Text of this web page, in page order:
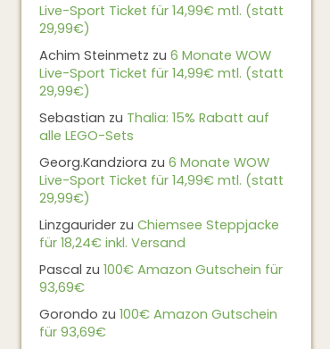
Live-Sport Ticket für 14,99€ mtl. (statt
29,99€)
Achim Steinmetz zu 6 Monate WOW
Live-Sport Ticket für 14,99€ mtl. (statt
29,99€)
Sebastian zu Thalia: 15% Rabatt auf
alle LEGO-Sets
Georg.Kandziora zu 6 Monate WOW
Live-Sport Ticket für 14,99€ mtl. (statt
29,99€)
Linzgaurider zu Chiemsee Steppjacke
für 18,24€ inkl. Versand
Pascal zu 100€ Amazon Gutschein für
93,69€
Gorondo zu 100€ Amazon Gutschein
für 93,69€